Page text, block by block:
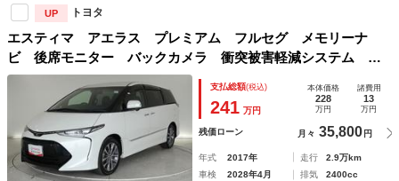
UP トヨタ
エスティマ アエラス プレミアム フルセグ メモリーナ
ビ 後席モニター バックカメラ 衝突被害軽減システム Ｅ
ＴＣ 両側電動スライド ＬＥＤヘッドランプ ３列シート
ワンオーナー ＤＶＤ再生 記録簿 乗車定員７人 電動シー
ト ＣＤ
支払総額(税込)
241 万円
本体価格
228
万円
諸費用
13
万円
残価ローン 月々 35,800 円
年式 2017年 走行
2.9万km
車検
2028年4月 排気
2400cc